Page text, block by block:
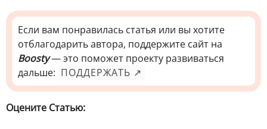
Если вам понравилась статья или вы хотите
отблагодарить автора, поддержите сайт на
Boosty— это поможет проекту развиваться
дальше: ПОДДЕРЖАТЬ ↗
Оцените Статью: